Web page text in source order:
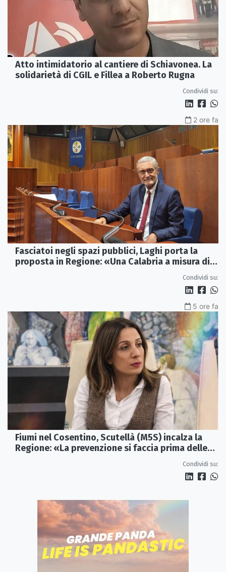
Atto intimidatorio al cantiere di Schiavonea. La
solidarietà di CGIL e Fillea a Roberto Rugna
Condividi su:
2 ore fa
Fasciatoi negli spazi pubblici, Laghi porta la
proposta in Regione: «Una Calabria a misura di
Condividi su:
5 ore fa
Fiumi nel Cosentino, Scutellà (M5S) incalza la
Regione: «La prevenzione si faccia prima delle
Condividi su: